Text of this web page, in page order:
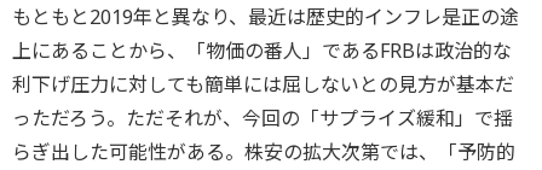
もともと2019年と異なり、最近は歴史的インフレ是正の途
上にあることから、「物価の番人」であるFRBは政治的な
利下げ圧力に対しても簡単には屈しないとの見方が基本だ
っただろう。ただそれが、今回の「サプライズ緩和」で揺
らぎ出した可能性がある。株安の拡大次第では、「予防的